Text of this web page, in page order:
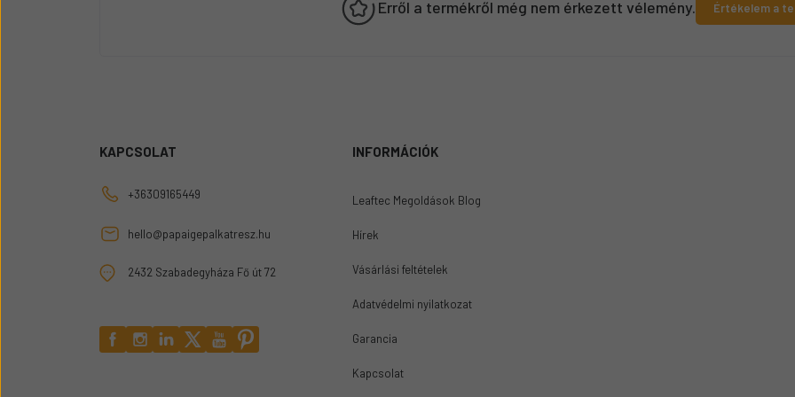
Erről a termékről még nem érkezett vélemény. Értékelem a
KAPCSOLAT
+36309165449
hello@papaigepalkatresz.hu
2432 Szabadegyháza Fő út 72
INFORMÁCIÓK
Leaftec Megoldások Blog
Hírek
Vásárlási feltételek
Adatvédelmi nyilatkozat
Garancia
Kapcsolat